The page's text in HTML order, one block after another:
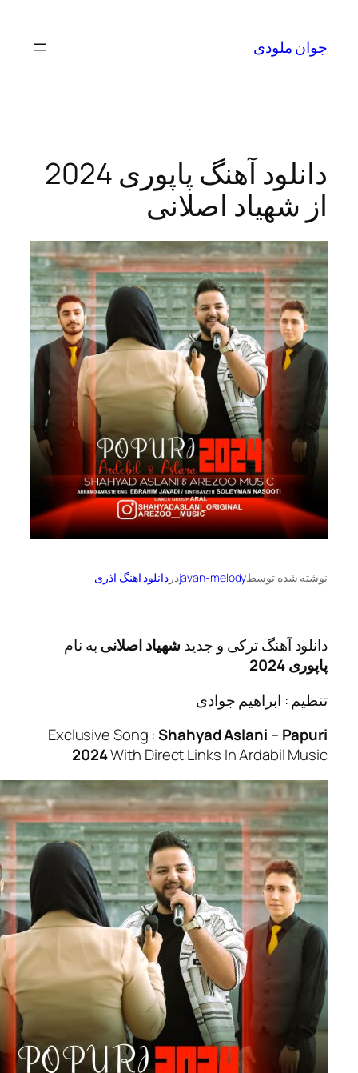
دانلود آهنگ پاپوری 2024
اصلانی
توسطjavan-melodyدردانلود اهنگ اذری
ترکی و جدیدشهیاد اصلانیبه نام
جوادی
Exclusive Song :Shahyad Aslani
2024With Direct Links In